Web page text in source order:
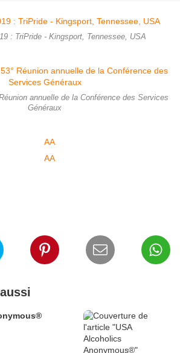
: TriPride - Kingsport, Tennessee, USA
annuelle de la Conférence des Services
Généraux